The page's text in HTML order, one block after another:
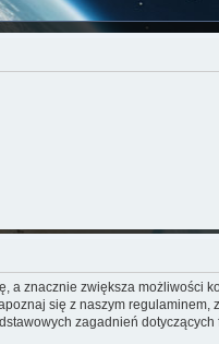
znacznie zwiększa możliwości
się z naszym regulaminem,
zagadnień dotyczących